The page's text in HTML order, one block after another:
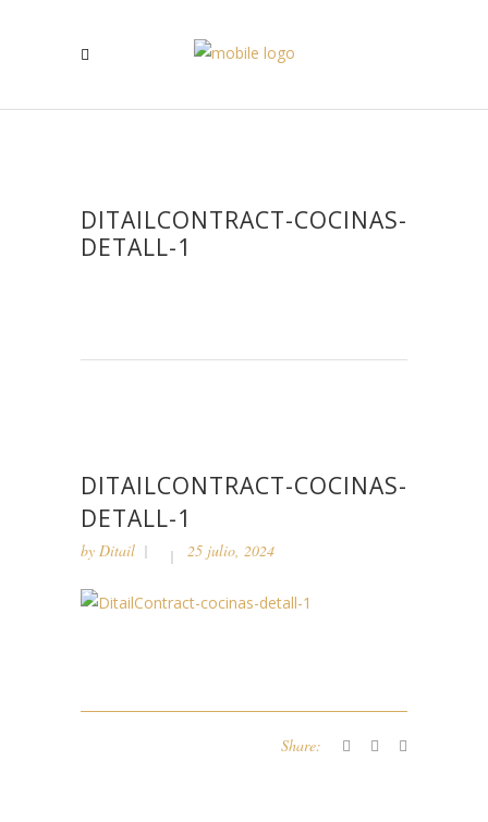
DITAILCONTRACT-COCINAS-
DETALL-1
DITAILCONTRACT-COCINAS-
DETALL-1
by Ditail 25 julio, 2024
Share: